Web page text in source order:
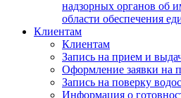
надзорных органов об
области обеспечения
Клиентам
Клиентам
Запись на прием и
Оформление заявки на
Запись на поверку
Информация о